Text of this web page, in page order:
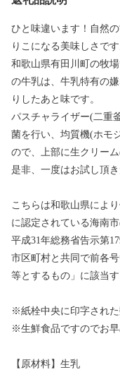
ひと味違います！自然
りこになる美味しさです
和歌山県有田川町の牧
の牛乳は、牛乳特有の
りしたあと味です。
パスチャライザー(二重
菌を行い、均質機(ホモ
ので、上部に生クリー
是非、一度はお試し頂き
こちらは和歌山県によ
に認定されている海南市
平成31年総務省告示第
市区町村と共同で前各
等とするもの」に該当
※紙栓中央に印字された
※生鮮食品ですのでお早
【原材料】生乳